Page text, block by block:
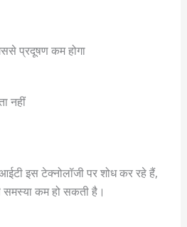
प्रदूषण कम होगा
नहीं
इस टेक्नोलॉजी पर शोध कर रहे हैं,
कम हो सकती है।